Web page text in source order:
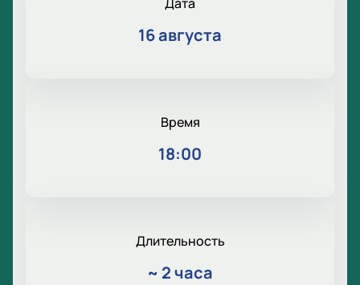
16 августа
Время
18:00
Длительность
~ 2 часа